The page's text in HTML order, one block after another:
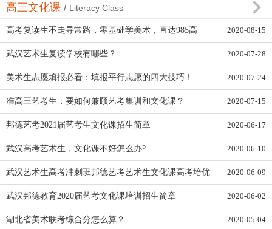
34、你们那能试听吗？
35、你们的学生管理如何？
36、对于一些习惯特别差的孩子，如抽烟，打架，...
1、学习效果怎么保证？
2、你们手机怎么管理？
3、从你们那儿补习后，能提高多少分？有签约目...
4、你们的历年的教学成绩如何，目标完成率如何...
5、你们在文化课高考冲刺培训上有什么优势？
高三文化课 / Literacy Class
高考复读生不走寻常路，零基础学美术，直达985高
校！
2020-08-15
武汉艺术生复读学校有哪些？ 2020-07-28
美术生志愿填报必看：填报平行志愿的四大技巧！ 2020-07-24
准高三艺考生，要如何兼顾艺考集训和文化课？ 2020-07-15
邦德艺考2021届艺考生文化课招生简章 2020-06-17
武汉高考艺术生，文化课不好怎么办? 2020-06-10
武汉艺术生高考冲刺班邦德艺考艺术生文化课高考培优
辅导机构
2020-06-09
武汉邦德教育2020届艺考文化课培训招生简章 2020-06-02
湖北省美术联考综合分怎么算？ 2020-05-04